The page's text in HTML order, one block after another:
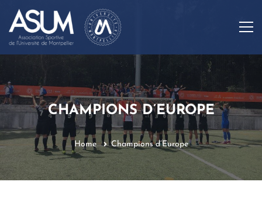
CHAMPIONS D’EUROPE
Home Champions d’Europe